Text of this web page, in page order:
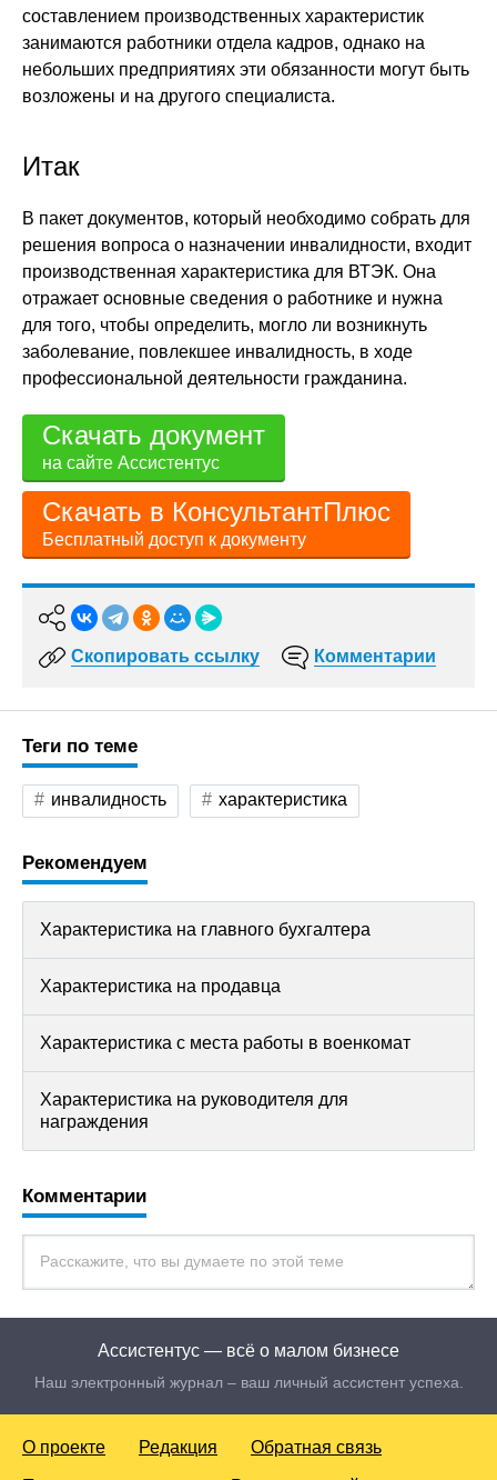
составлением производственных характеристик
занимаются работники отдела кадров, однако на
небольших предприятиях эти обязанности могут быть
возложены и на другого специалиста.
Итак
В пакет документов, который необходимо собрать для
решения вопроса о назначении инвалидности, входит
производственная характеристика для ВТЭК. Она
отражает основные сведения о работнике и нужна
для того, чтобы определить, могло ли возникнуть
заболевание, повлекшее инвалидность, в ходе
профессиональной деятельности гражданина.
Скачать документ
на сайте Ассистентус
Скачать в КонсультантПлюс
Бесплатный доступ к документу
Скопировать ссылку Комментарии
Теги по теме
инвалидность характеристика
Рекомендуем
Характеристика на главного бухгалтера
Характеристика на продавца
Характеристика с места работы в военкомат
Характеристика на руководителя для
награждения
Комментарии
Ассистентус — всё о малом бизнесе
Наш электронный журнал – ваш личный ассистент успеха.
О проекте Редакция Обратная связь